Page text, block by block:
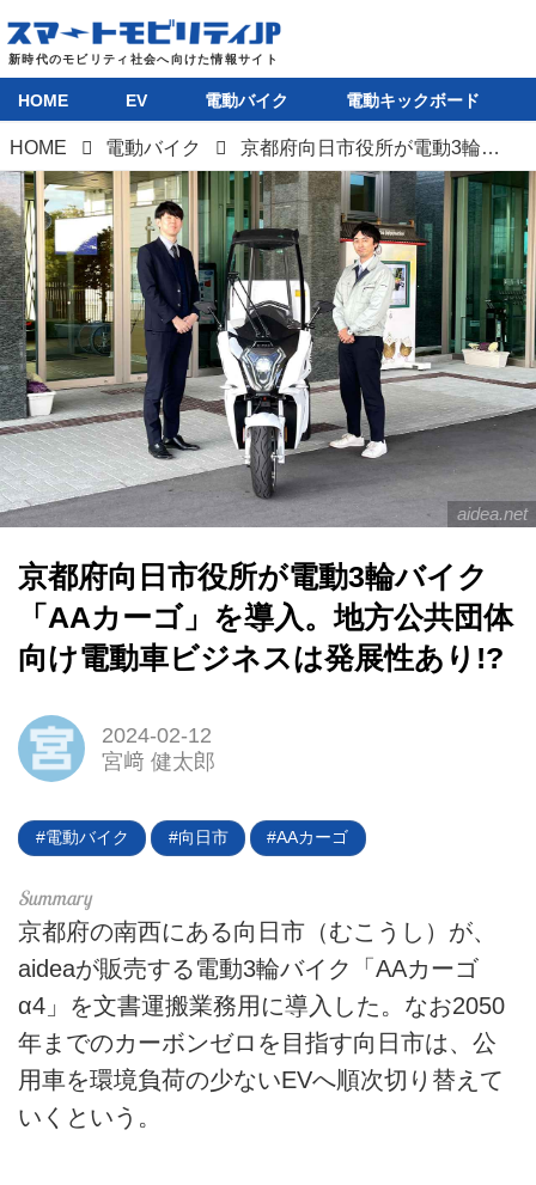
HOME
電動バイク
ライフスタイル
テクノロジー
このメディアについて
運営会社
HOME EV 電動バイク 電動キックボード
HOME 電動バイク 京都府向日市役所が電動3輪バイク「AAカーゴ」を導入。地方公共団体向け電動車ビジネスは発展性あり!?
aidea.net
京都府向日市役所が電動3輪バイク
「AAカーゴ」を導入。地方公共団体
向け電動車ビジネスは発展性あり!?
2024-02-12
宮﨑 健太郎
電動バイク 向日市 AAカーゴ
京都府の南西にある向日市（むこうし）が、
aideaが販売する電動3輪バイク「AAカーゴ
α4」を文書運搬業務用に導入した。なお2050
年までのカーボンゼロを目指す向日市は、公
用車を環境負荷の少ないEVへ順次切り替えて
いくという。